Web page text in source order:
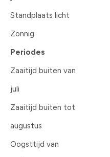
Standplaats licht
Zonnig
Periodes
Zaaitijd buiten van
juli
Zaaitijd buiten tot
augustus
Oogsttijd van